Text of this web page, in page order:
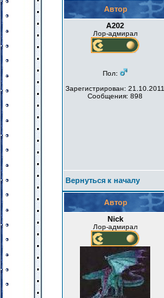
Автор
А202
Лор-адмирал
Пол:
Зарегистрирован: 21.10.2011
Сообщения: 898
Вернуться к началу
Автор
Nick
Лор-адмирал